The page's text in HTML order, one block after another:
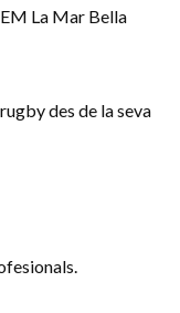
La Mar Bella
des de la seva